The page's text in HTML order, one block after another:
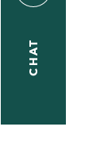
CHAT